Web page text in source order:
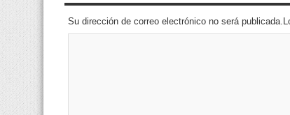
Su dirección de correo electrónico no será